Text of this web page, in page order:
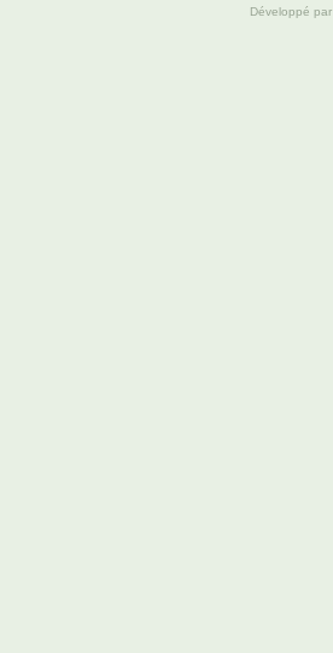
Développé par